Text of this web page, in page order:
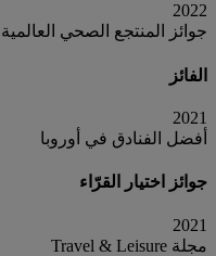
2022
جوائز المنتجع الصحي العالمية
الفائز
2021
أفضل الفنادق في أوروبا
جوائز اختيار القرّاء
2021
مجلة Travel & Leisure